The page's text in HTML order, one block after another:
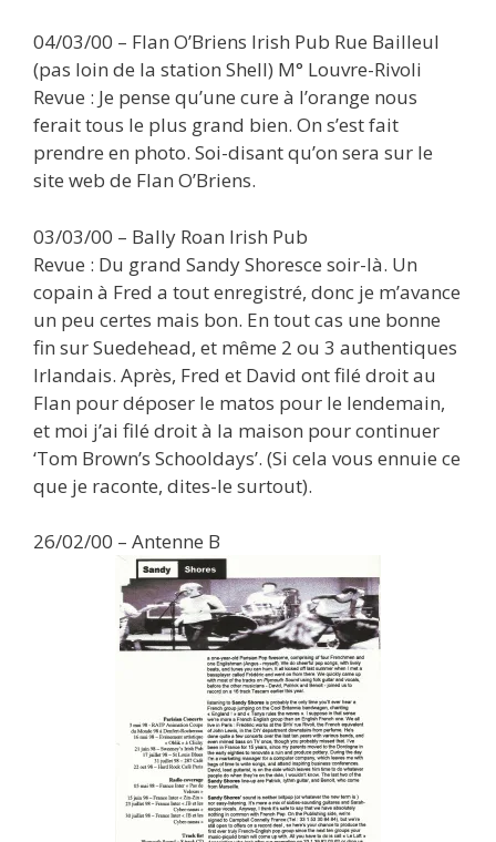
04/03/00 – Flan O’Briens Irish Pub Rue Bailleul
(pas loin de la station Shell) M° Louvre-Rivoli
Revue : Je pense qu’une cure à l’orange nous
ferait tous le plus grand bien. On s’est fait
prendre en photo. Soi-disant qu’on sera sur le
site web de Flan O’Briens.
03/03/00 – Bally Roan Irish Pub
Revue : Du grand Sandy Shoresce soir-là. Un
copain à Fred a tout enregistré, donc je m’avance
un peu certes mais bon. En tout cas une bonne
fin sur Suedehead, et même 2 ou 3 authentiques
Irlandais. Après, Fred et David ont filé droit au
Flan pour déposer le matos pour le lendemain,
et moi j’ai filé droit à la maison pour continuer
‘Tom Brown’s Schooldays’. (Si cela vous ennuie ce
que je raconte, dites-le surtout).
26/02/00 – Antenne B